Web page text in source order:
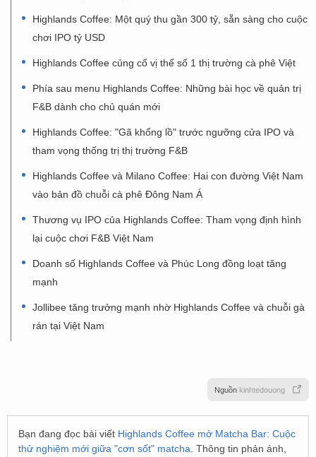
Highlands Coffee: Một quý thu gần 300 tỷ, sẵn sàng cho cuộc
chơi IPO tỷ USD
Highlands Coffee củng cố vị thế số 1 thị trường cà phê Việt
Phía sau menu Highlands Coffee: Những bài học về quản trị
F&B dành cho chủ quán mới
Highlands Coffee: "Gã khổng lồ" trước ngưỡng cửa IPO và
tham vọng thống trị thị trường F&B
Highlands Coffee và Milano Coffee: Hai con đường Việt Nam
vào bản đồ chuỗi cà phê Đông Nam Á
Thương vụ IPO của Highlands Coffee: Tham vọng định hình
lại cuộc chơi F&B Việt Nam
Doanh số Highlands Coffee và Phúc Long đồng loạt tăng
mạnh
Jollibee tăng trưởng mạnh nhờ Highlands Coffee và chuỗi gà
rán tại Việt Nam
Nguồn kinhtedouong
Bạn đang đọc bài viết Highlands Coffee mở Matcha Bar: Cuộc
thử nghiệm mới giữa "cơn sốt" matcha . Thông tin phản ánh,